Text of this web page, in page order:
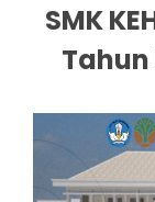
SMK